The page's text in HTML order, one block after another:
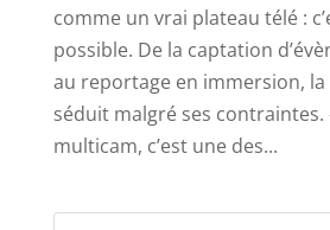
comme un vrai plateau télé :
possible. De la captation
au reportage en immersion,
séduit malgré ses contraintes.
multicam, c’est une des...